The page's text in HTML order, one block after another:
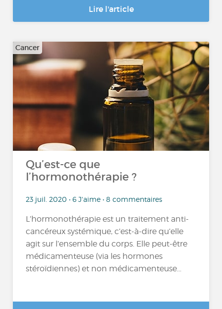
Lire l'article
Cancer
Qu’est-ce que
l’hormonothérapie ?
23 juil. 2020 • 6 J'aime • 8 commentaires
L’hormonothérapie est un traitement anti-
cancéreux systémique, c’est-à-dire qu’elle
agit sur l’ensemble du corps. Elle peut-être
médicamenteuse (via les hormones
stéroïdiennes) et non médicamenteuse...